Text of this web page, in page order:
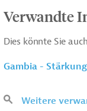
Verwandte
Dies könnte Sie
Gambia -
Weitere